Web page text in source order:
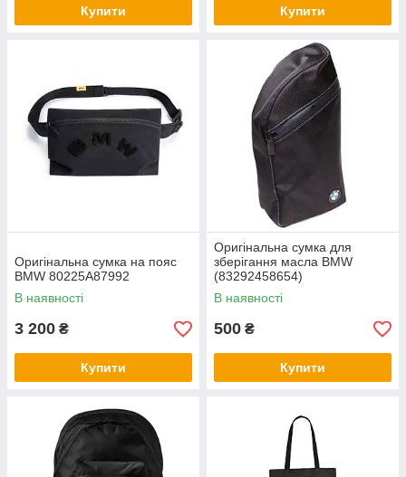
Купити Купити
Оригінальна сумка на пояс
BMW 80225A87992
В наявності
3 200 ₴
Купити
Оригінальна сумка для
зберігання масла BMW
(83292458654)
В наявності
500 ₴
Купити